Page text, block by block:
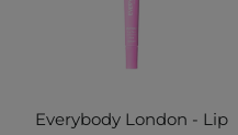
Everybody London - Lip